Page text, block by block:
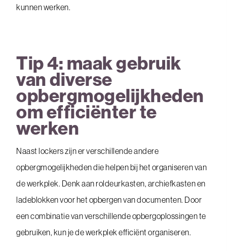
kunnen werken.
Tip 4: maak gebruik
van diverse
opbergmogelijkheden
om efficiënter te
werken
Naast lockers zijn er verschillende andere
opbergmogelijkheden die helpen bij het organiseren van
de werkplek. Denk aan roldeurkasten, archiefkasten en
ladeblokken voor het opbergen van documenten. Door
een combinatie van verschillende opbergoplossingen te
gebruiken, kun je de werkplek efficiënt organiseren.